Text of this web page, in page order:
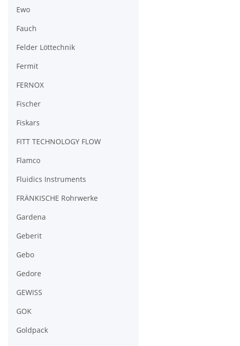
Ewo
Fauch
Felder Löttechnik
Fermit
FERNOX
Fischer
Fiskars
FITT TECHNOLOGY FLOW
Flamco
Fluidics Instruments
FRÄNKISCHE Rohrwerke
Gardena
Geberit
Gebo
Gedore
GEWISS
GOK
Goldpack